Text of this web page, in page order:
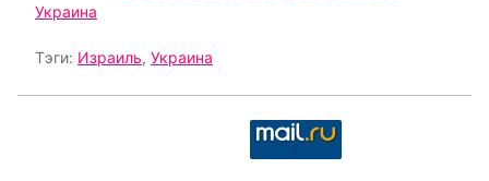
Украина
Тэги: Израиль, Украина